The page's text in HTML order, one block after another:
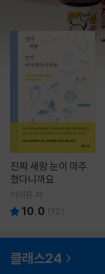
진짜 새랑 눈이 마주
쳤다니까요
이이은 저
10.0 (12)
클래스24